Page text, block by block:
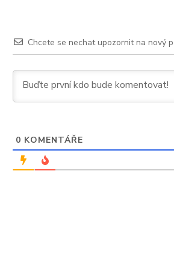
Chcete se nechat upozornit na nový
0 KOMENTÁŘE